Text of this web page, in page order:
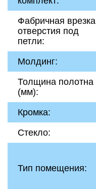
Фабричная врезка
отверстия под
петли:
Молдинг:
Толщина полотна
(мм):
Кромка:
Стекло:
Тип помещения: